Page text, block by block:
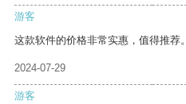
游客
这款软件的价格非常实惠，值得推荐。
2024-07-29
游客